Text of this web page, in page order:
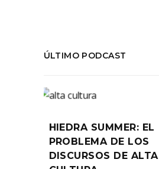
ÚLTIMO PODCAST
HIEDRA SUMMER: EL
PROBLEMA DE LOS
DISCURSOS DE ALTA